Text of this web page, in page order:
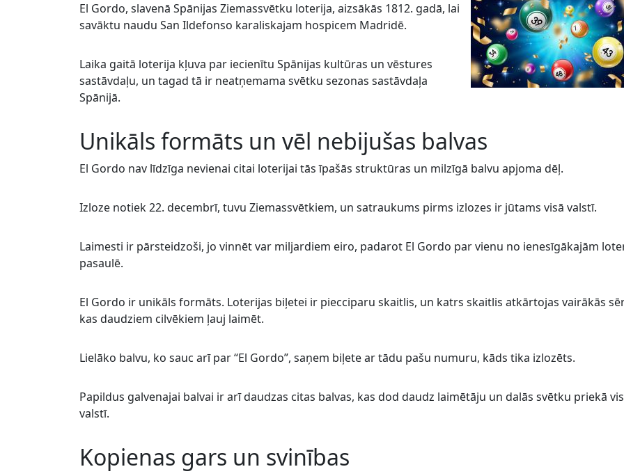
El Gordo, slavenā Spānijas Ziemassvētku loterija, aizsākās 1812. gadā, lai
savāktu naudu San Ildefonso karaliskajam hospicem Madridē.
Laika gaitā loterija kļuva par iecienītu Spānijas kultūras un vēstures
sastāvdaļu, un tagad tā ir neatņemama svētku sezonas sastāvdaļa
Spānijā.
Unikāls formāts un vēl nebijušas balvas
El Gordo nav līdzīga nevienai citai loterijai tās īpašās struktūras un milzīgā balvu apjoma dēļ.
Izloze notiek 22. decembrī, tuvu Ziemassvētkiem, un satraukums pirms izlozes ir jūtams visā valstī.
Laimesti ir pārsteidzoši, jo vinnēt var miljardiem eiro, padarot El Gordo par vienu no ienesīgākajām
pasaulē.
El Gordo ir unikāls formāts. Loterijas biļetei ir piecciparu skaitlis, un katrs skaitlis atkārtojas vairākās
kas daudziem cilvēkiem ļauj laimēt.
Lielāko balvu, ko sauc arī par “El Gordo”, saņem biļete ar tādu pašu numuru, kāds tika izlozēts.
Papildus galvenajai balvai ir arī daudzas citas balvas, kas dod daudz laimētāju un dalās svētku priekā
valstī.
Kopienas gars un svinības